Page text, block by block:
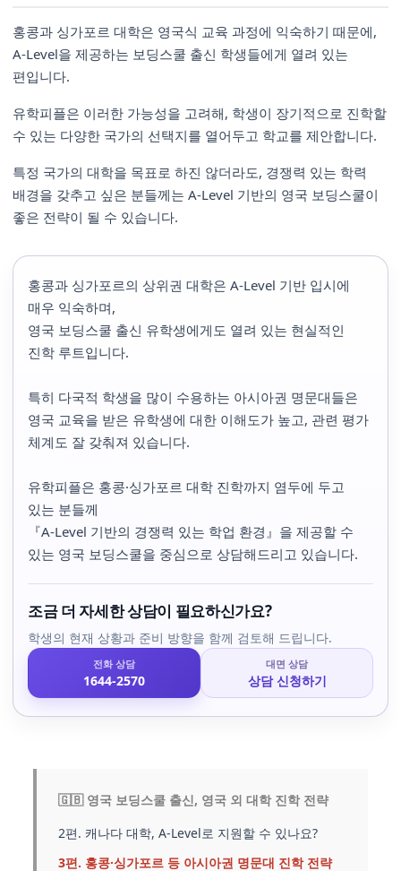
홍콩과 싱가포르 대학은 영국식 교육 과정에 익숙하기 때문에,
A-Level을 제공하는 보딩스쿨 출신 학생들에게 열려 있는
편입니다.
유학피플은 이러한 가능성을 고려해, 학생이 장기적으로 진학할
수 있는 다양한 국가의 선택지를 열어두고 학교를 제안합니다.
특정 국가의 대학을 목표로 하진 않더라도, 경쟁력 있는 학력
배경을 갖추고 싶은 분들께는 A-Level 기반의 영국 보딩스쿨이
좋은 전략이 될 수 있습니다.
홍콩과 싱가포르의 상위권 대학은 A-Level 기반 입시에
매우 익숙하며,
영국 보딩스쿨 출신 유학생에게도 열려 있는 현실적인
진학 루트입니다.
특히 다국적 학생을 많이 수용하는 아시아권 명문대들은
영국 교육을 받은 유학생에 대한 이해도가 높고, 관련 평가
체계도 잘 갖춰져 있습니다.
유학피플은 홍콩·싱가포르 대학 진학까지 염두에 두고
있는 분들께
『A-Level 기반의 경쟁력 있는 학업 환경』을 제공할 수
있는 영국 보딩스쿨을 중심으로 상담해드리고 있습니다.
조금 더 자세한 상담이 필요하신가요?
학생의 현재 상황과 준비 방향을 함께 검토해 드립니다.
전화 상담
1644-2570
대면 상담
상담 신청하기
🇬🇧 영국 보딩스쿨 출신, 영국 외 대학 진학 전략
2편. 캐나다 대학, A-Level로 지원할 수 있나요?
3편. 홍콩·싱가포르 등 아시아권 명문대 진학 전략